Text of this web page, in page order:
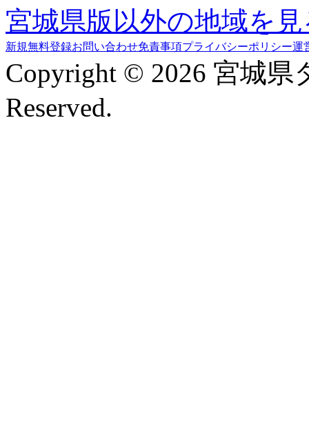
宮城県版以外の地域を
新規無料登録お問い合わせ免責事項プライバシーポリシー運
Copyright © 2026 宮城
Reserved.